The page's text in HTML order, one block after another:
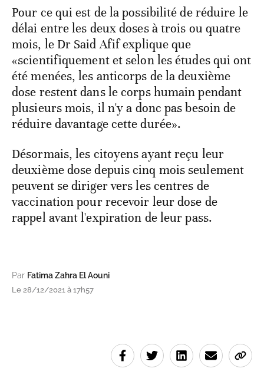
Pour ce qui est de la possibilité de réduire le
délai entre les deux doses à trois ou quatre
mois, le Dr Said Afif explique que
«scientifiquement et selon les études qui ont
été menées, les anticorps de la deuxième
dose restent dans le corps humain pendant
plusieurs mois, il n'y a donc pas besoin de
réduire davantage cette durée».
Désormais, les citoyens ayant reçu leur
deuxième dose depuis cinq mois seulement
peuvent se diriger vers les centres de
vaccination pour recevoir leur dose de
rappel avant l'expiration de leur pass.
Par Fatima Zahra El Aouni
Le 28/12/2021 à 17h57